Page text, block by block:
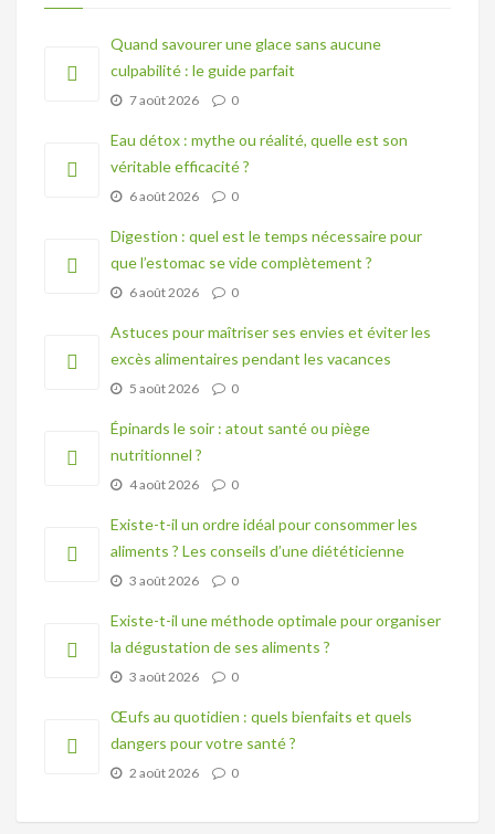
Quand savourer une glace sans aucune
culpabilité : le guide parfait
7 août 2026 0
Eau détox : mythe ou réalité, quelle est son
véritable efficacité ?
6 août 2026 0
Digestion : quel est le temps nécessaire pour
que l’estomac se vide complètement ?
6 août 2026 0
Astuces pour maîtriser ses envies et éviter les
excès alimentaires pendant les vacances
5 août 2026 0
Épinards le soir : atout santé ou piège
nutritionnel ?
4 août 2026 0
Existe-t-il un ordre idéal pour consommer les
aliments ? Les conseils d’une diététicienne
3 août 2026 0
Existe-t-il une méthode optimale pour organiser
la dégustation de ses aliments ?
3 août 2026 0
Œufs au quotidien : quels bienfaits et quels
dangers pour votre santé ?
2 août 2026 0